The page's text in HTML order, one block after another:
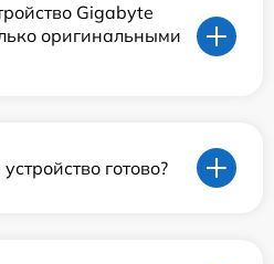
Gigabyte
оригинальными
готово?